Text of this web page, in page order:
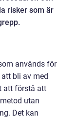
risker som är
används för
bli av med
att förstå att
utan
Det kan